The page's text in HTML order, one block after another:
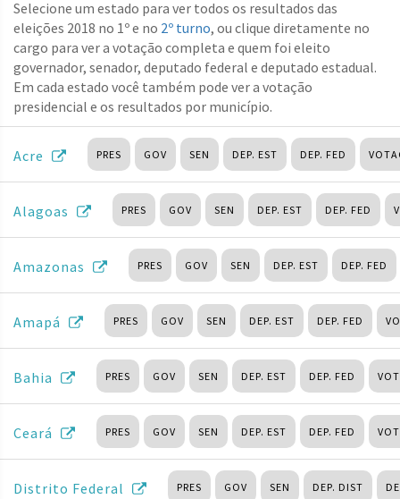
Selecione um estado para ver todos os resultados das
eleições 2018 no 1º e no 2º turno, ou clique diretamente no
cargo para ver a votação completa e quem foi eleito
governador, senador, deputado federal e deputado estadual.
Em cada estado você também pode ver a votação
presidencial e os resultados por município.
Acre PRES GOV SEN DEP. EST DEP. FED
Alagoas PRES GOV SEN DEP. EST DEP. FED
Amazonas PRES GOV SEN DEP. EST DEP. FED
Amapá PRES GOV SEN DEP. EST DEP. FED
Bahia PRES GOV SEN DEP. EST DEP. FED
Ceará PRES GOV SEN DEP. EST DEP. FED
Distrito Federal PRES GOV SEN DEP. DIST